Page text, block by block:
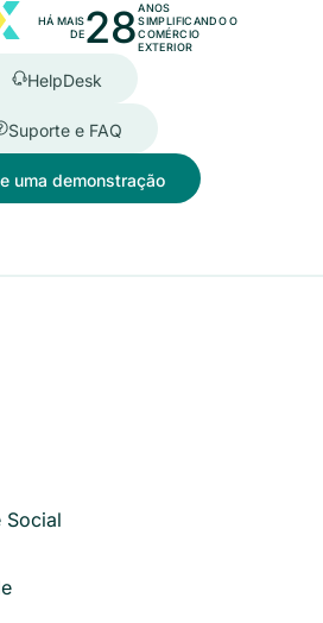
HÁ MAIS
DE28ANOS
SIMPLIFICANDO O
COMÉRCIO
EXTERIOR
HelpDesk
Suporte e FAQ
uma demonstração
Social